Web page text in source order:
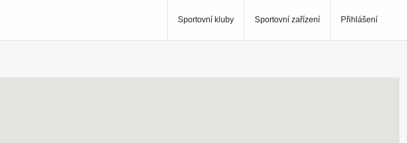
Přihlášení
Sportovní kluby Sportovní zařízení